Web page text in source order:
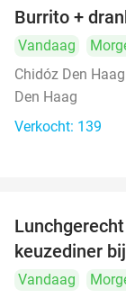
Burrito +
Vandaag
Chidóz Den Haag
Den Haag
Verkocht: 139
keuzediner
Vandaag